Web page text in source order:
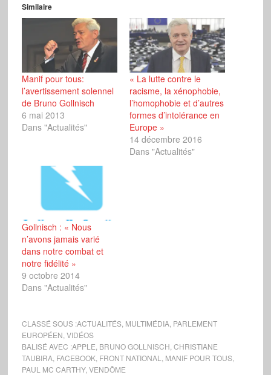
Similaire
Manif pour tous:
l’avertissement solennel
de Bruno Gollnisch
6 mai 2013
Dans "Actualités"
« La lutte contre le
racisme, la xénophobie,
l’homophobie et d’autres
formes d’intolérance en
Europe »
14 décembre 2016
Dans "Actualités"
Gollnisch : « Nous
n’avons jamais varié
dans notre combat et
notre fidélité »
9 octobre 2014
Dans "Actualités"
CLASSÉ SOUS :ACTUALITÉS, MULTIMÉDIA, PARLEMENT
EUROPÉEN VIDÉOS
BALISÉ AVEC :APPLE BRUNO GOLLNISCH CHRISTIANE
TAUBIRA, FACEBOOK, FRONT NATIONAL MANIF POUR TOUS,
PAUL MC CARTHY, VENDÔME